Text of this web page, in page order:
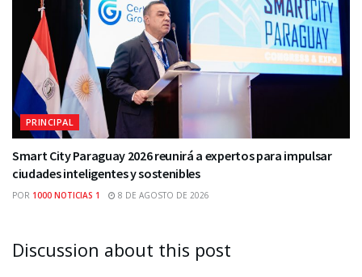
PRINCIPAL
Smart City Paraguay 2026 reunirá a expertos para impulsar
ciudades inteligentes y sostenibles
POR 1000 NOTICIAS 1 8 DE AGOSTO DE 2026
Discussion about this post